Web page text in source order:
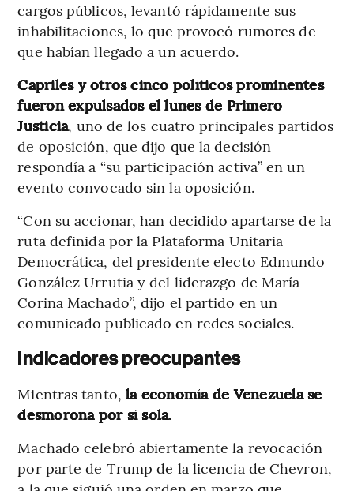
cargos públicos, levantó rápidamente sus
inhabilitaciones, lo que provocó rumores de
que habían llegado a un acuerdo.
Capriles y otros cinco políticos prominentes
fueron expulsados el lunes de Primero
Justicia, uno de los cuatro principales partidos
de oposición, que dijo que la decisión
respondía a “su participación activa” en un
evento convocado sin la oposición.
“Con su accionar, han decidido apartarse de la
ruta definida por la Plataforma Unitaria
Democrática, del presidente electo Edmundo
González Urrutia y del liderazgo de María
Corina Machado”, dijo el partido en un
comunicado publicado en redes sociales.
Indicadores preocupantes
Mientras tanto, la economía de Venezuela se
desmorona por sí sola.
Machado celebró abiertamente la revocación
por parte de Trump de la licencia de Chevron,